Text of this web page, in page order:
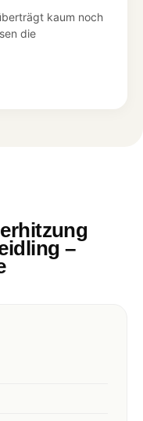
kaum noch
die
–